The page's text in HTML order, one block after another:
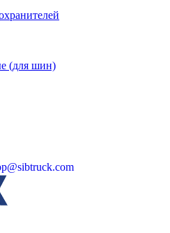
(для шин)